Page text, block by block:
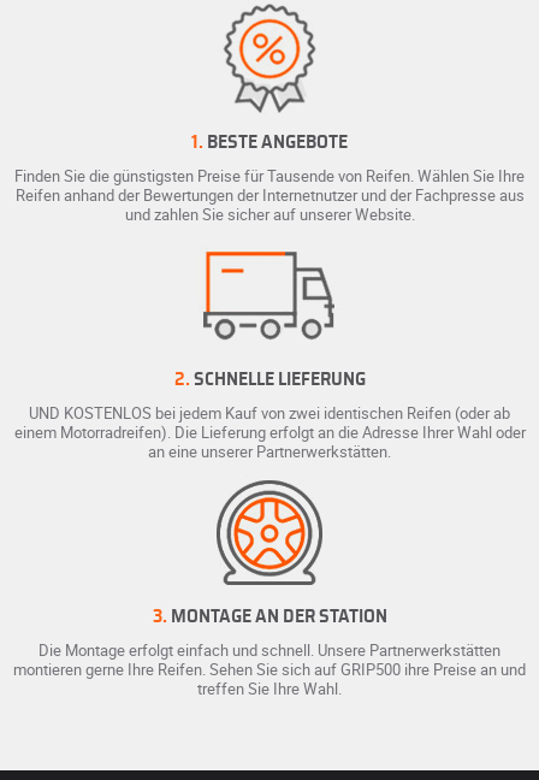
1. BESTE ANGEBOTE
Finden Sie die günstigsten Preise für Tausende von Reifen. Wählen Sie Ihre
Reifen anhand der Bewertungen der Internetnutzer und der Fachpresse aus
und zahlen Sie sicher auf unserer Website.
2. SCHNELLE LIEFERUNG
UND KOSTENLOS bei jedem Kauf von zwei identischen Reifen (oder ab
einem Motorradreifen). Die Lieferung erfolgt an die Adresse Ihrer Wahl oder
an eine unserer Partnerwerkstätten.
3. MONTAGE AN DER STATION
Die Montage erfolgt einfach und schnell. Unsere Partnerwerkstätten
montieren gerne Ihre Reifen. Sehen Sie sich auf GRIP500 ihre Preise an und
treffen Sie Ihre Wahl.